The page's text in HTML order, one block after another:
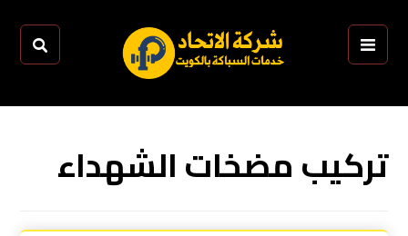
تركيب مضخات الشهداء